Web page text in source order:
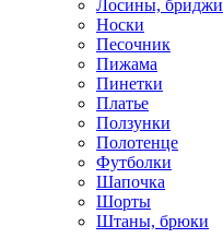
Лосины, бриджи
Носки
Песочник
Пижама
Пинетки
Платье
Ползунки
Полотенце
Футболки
Шапочка
Шорты
Штаны, брюки